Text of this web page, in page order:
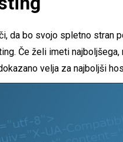
da bo svojo spletno stran
Če želi imeti
velja za najboljši